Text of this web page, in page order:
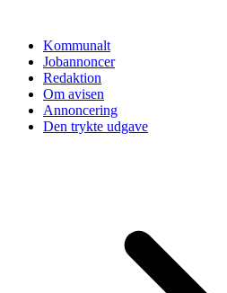
indholdKommunalt
Jobannoncer
Redaktion
Om avisen
Annoncering
Den trykte udgave